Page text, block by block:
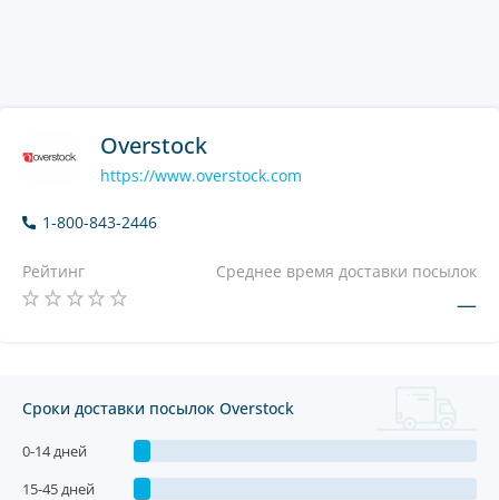
Overstock
https://www.overstock.com
1-800-843-2446
Рейтинг Среднее время доставки посылок
—
Сроки доставки посылок Overstock
0-14 дней
15-45 дней